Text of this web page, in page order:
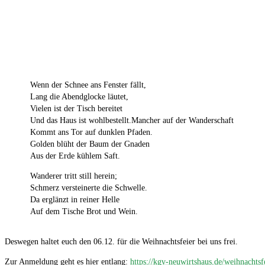
Wenn der Schnee ans Fenster fällt,
Lang die Abendglocke läutet,
Vielen ist der Tisch bereitet
Und das Haus ist wohlbestellt.Mancher auf der Wanderschaft
Kommt ans Tor auf dunklen Pfaden.
Golden blüht der Baum der Gnaden
Aus der Erde kühlem Saft.
Wanderer tritt still herein;
Schmerz versteinerte die Schwelle.
Da erglänzt in reiner Helle
Auf dem Tische Brot und Wein.
Deswegen haltet euch den 06.12. für die Weihnachtsfeier bei uns frei.
Zur Anmeldung geht es hier entlang: https://kgv-neuwirtshaus.de/